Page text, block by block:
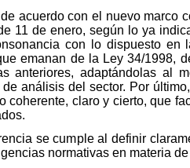
acuerdo con el nuevo marco
11 de enero, según lo ya
con lo dispuesto
emanan de la Ley 34/1998,
anteriores, adaptándolas al
análisis del sector. Por
coherente, claro y cierto, que
se cumple al definir
normativas en materia